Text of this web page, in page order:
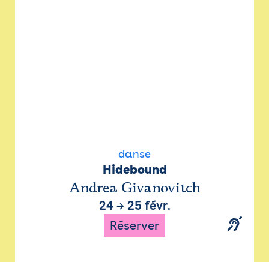
danse
Hidebound
Andrea Givanovitch
24→ 25 févr.
Réserver